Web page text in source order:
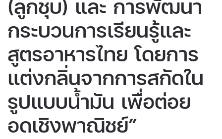
(ลูกชุบ) และ การพัฒนา
กระบวนการเรียนรู้และ
สูตรอาหารไทย โดยการ
แต่งกลิ่นจากการสกัดใน
รูปแบบน้ำมัน เพื่อต่อย
อดเชิงพาณิชย์”